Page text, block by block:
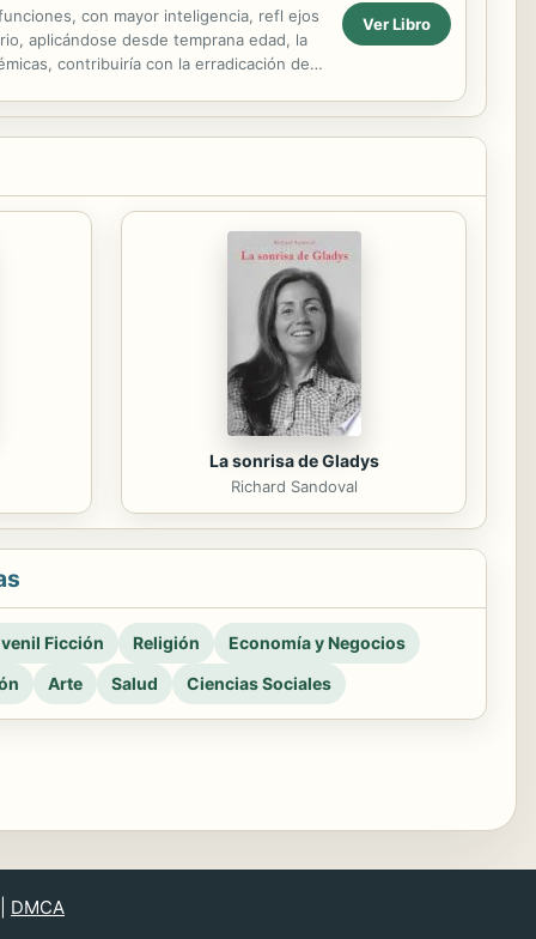
con mayor inteligencia, refl ejos
aplicándose desde temprana edad, la
contribuiría con la erradicación del
Ver Libro
La sonrisa de Gladys
Richard Sandoval
Ficción Religión
Economía y Negocios
Arte Salud Ciencias Sociales
DMCA